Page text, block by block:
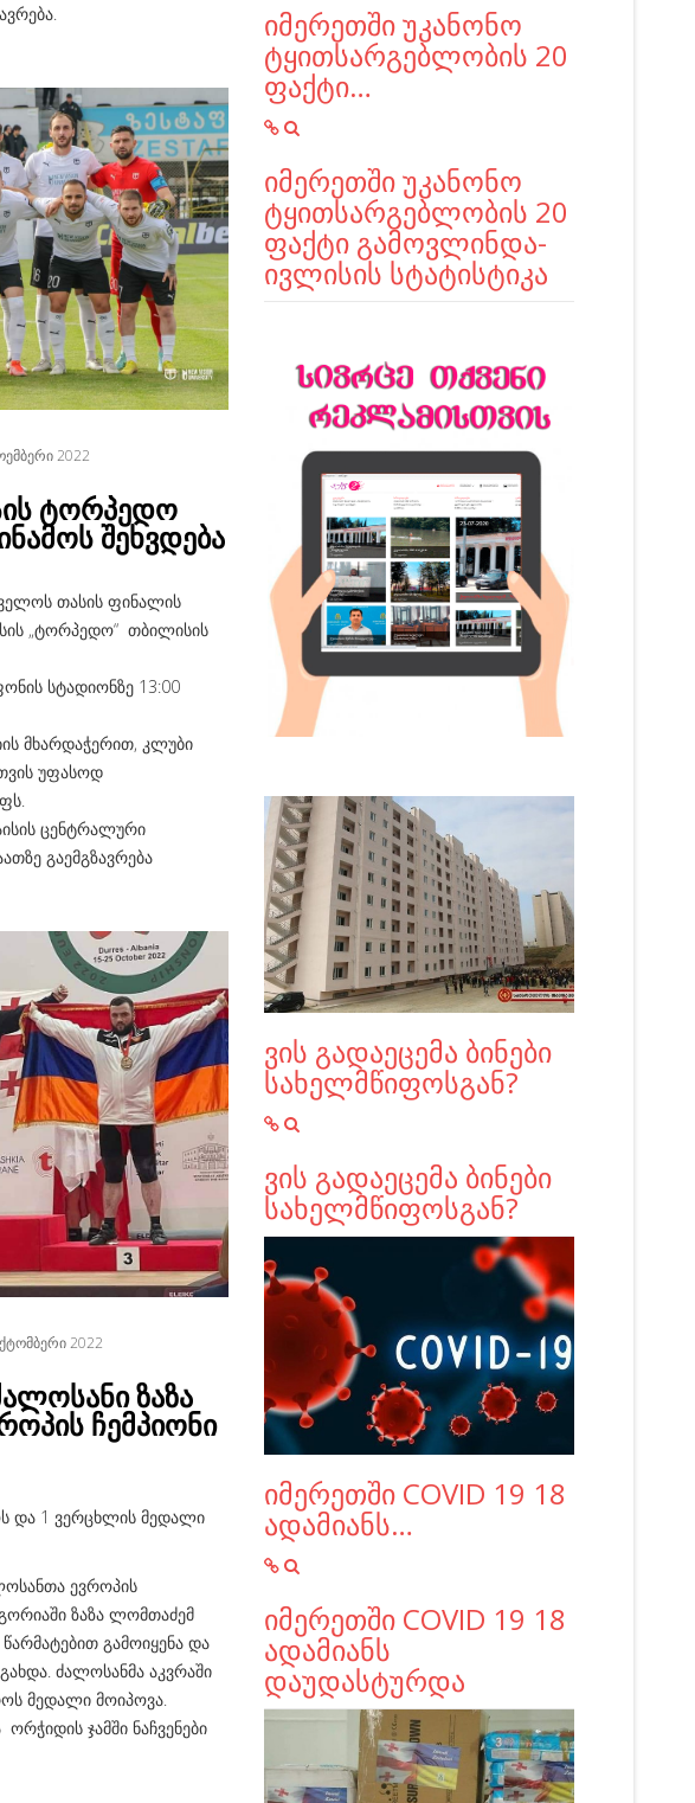
2022
ტორპედო
შეხვდება
თასის ფინალის
„ტორპედო“ თბილისის
სტადიონზე 13:00
მხარდაჭერით, კლუბი
უფასოდ
ცენტრალური
გაემგზავრება
2022
ზაზა
ჩემპიონი
და 1 ვერცხლის მედალი
ევროპის
ზაზა ლომთაძემ
გამოიყენა და
ძალოსანმა აკვრაში
მედალი მოიპოვა.
ჯამში ნაჩვენები
იმერეთში უკანონო
ტყითსარგებლობის 20
ფაქტი…
იმერეთში უკანონო
ტყითსარგებლობის 20
ფაქტი გამოვლინდა-
ივლისის სტატისტიკა
ვის გადაეცემა ბინები
სახელმწიფოსგან?
ვის გადაეცემა ბინები
სახელმწიფოსგან?
იმერეთში COVID 19 18
ადამიანს…
იმერეთში COVID 19 18
ადამიანს
დაუდასტურდა